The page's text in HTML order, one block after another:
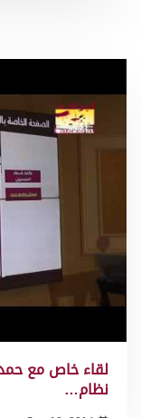
لقاء خاص مع
نظام…